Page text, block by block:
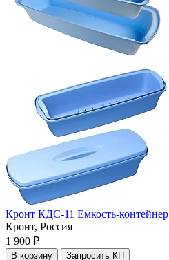
Кронт КДС-11 Емкость-контейнер
Кронт, Россия
1 900 ₽
В корзину Запросить КП